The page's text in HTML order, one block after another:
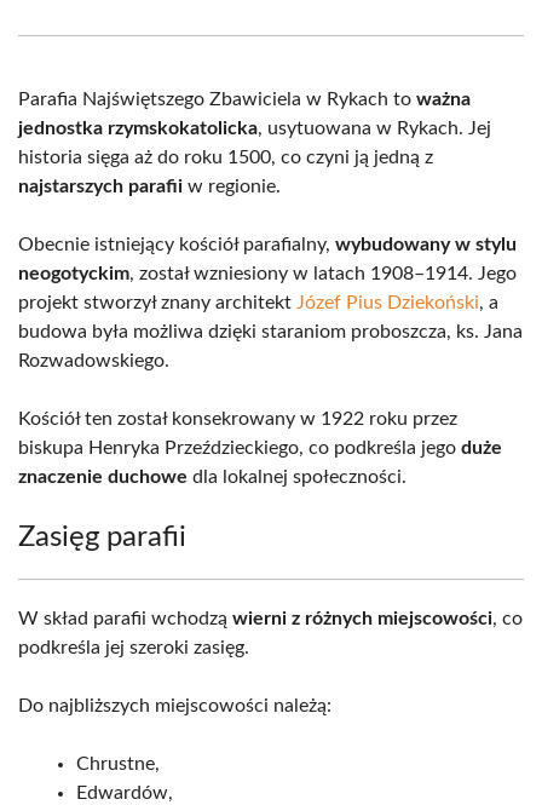
(Twitter)
Parafia Najświętszego Zbawiciela w Rykach to ważna
jednostka rzymskokatolicka, usytuowana w Rykach. Jej
historia sięga aż do roku 1500, co czyni ją jedną z
najstarszych parafii w regionie.
Obecnie istniejący kościół parafialny, wybudowany w stylu
neogotyckim, został wzniesiony w latach 1908–1914. Jego
projekt stworzył znany architekt Józef Pius Dziekoński, a
budowa była możliwa dzięki staraniom proboszcza, ks. Jana
Rozwadowskiego.
Kościół ten został konsekrowany w 1922 roku przez
biskupa Henryka Przeździeckiego, co podkreśla jego duże
znaczenie duchowe dla lokalnej społeczności.
Zasięg parafii
W skład parafii wchodzą wierni z różnych miejscowości, co
podkreśla jej szeroki zasięg.
Do najbliższych miejscowości należą:
Chrustne,
Edwardów,